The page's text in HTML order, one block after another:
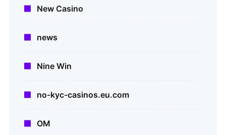
New Casino
news
Nine Win
no-kyc-casinos.eu.com
OM